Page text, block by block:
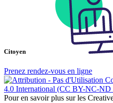
Citoyen
Prenez rendez-vous en ligne
Pour en savoir plus sur les